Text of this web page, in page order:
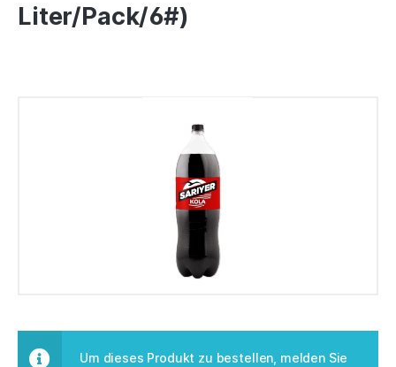
Liter/Pack/6#)
Um dieses Produkt zu bestellen, melden Sie